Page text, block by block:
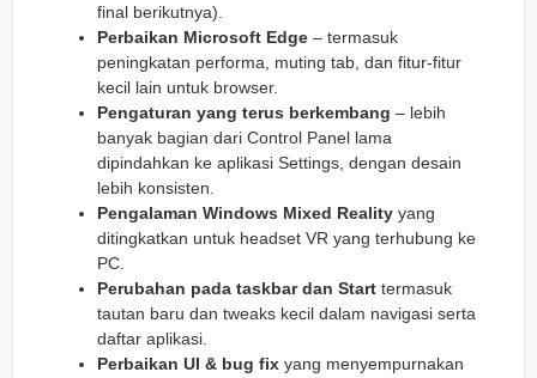
final berikutnya).
Perbaikan Microsoft Edge – termasuk
peningkatan performa, muting tab, dan fitur‑fitur
kecil lain untuk browser.
Pengaturan yang terus berkembang – lebih
banyak bagian dari Control Panel lama
dipindahkan ke aplikasi Settings, dengan desain
lebih konsisten.
Pengalaman Windows Mixed Reality yang
ditingkatkan untuk headset VR yang terhubung ke
PC.
Perubahan pada taskbar dan Start termasuk
tautan baru dan tweaks kecil dalam navigasi serta
daftar aplikasi.
Perbaikan UI & bug fix yang menyempurnakan